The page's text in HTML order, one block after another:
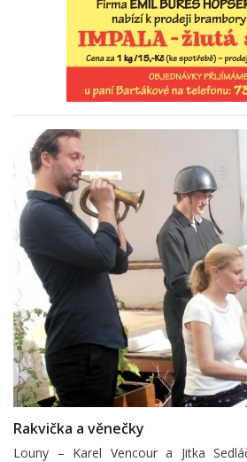
Rakvička a věnečky
Louny – Karel Vencour a Jitka